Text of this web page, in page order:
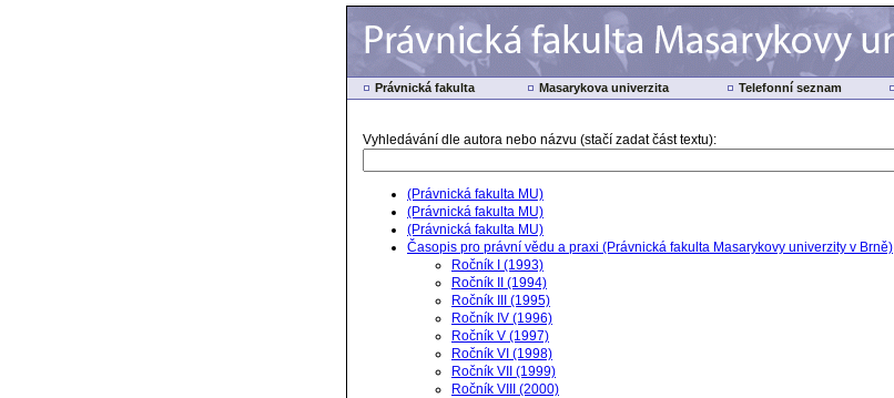
Právnická fakulta Masarykova univerzita Telefonní seznam
Vyhledávání dle autora nebo názvu (stačí zadat část textu):
(Právnická fakulta MU)
(Právnická fakulta MU)
(Právnická fakulta MU)
Časopis pro právní vědu a praxi (Právnická fakulta Masarykovy univerzity v Brně)
Ročník I (1993)
Ročník II (1994)
Ročník III (1995)
Ročník IV (1996)
Ročník V (1997)
Ročník VI (1998)
Ročník VII (1999)
Ročník VIII (2000)